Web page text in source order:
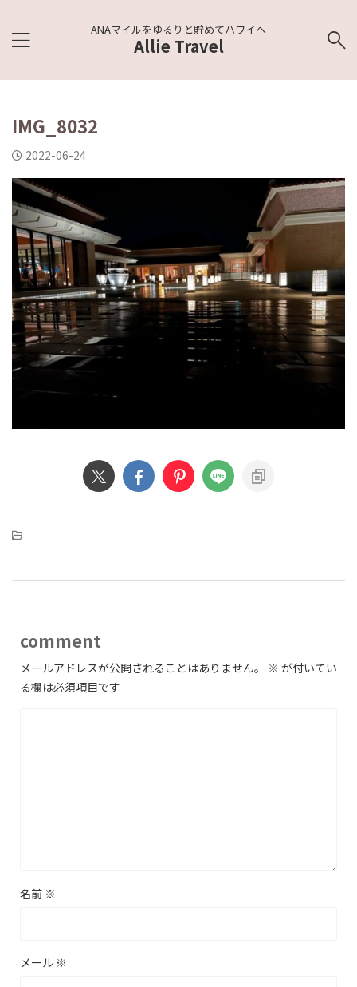
ANAマイルをゆるりと貯めてハワイへ
Allie Travel
IMG_8032
2022-06-24
-
comment
メールアドレスが公開されることはありません。 ※ が付いてい
る欄は必須項目です
名前 ※
メール ※